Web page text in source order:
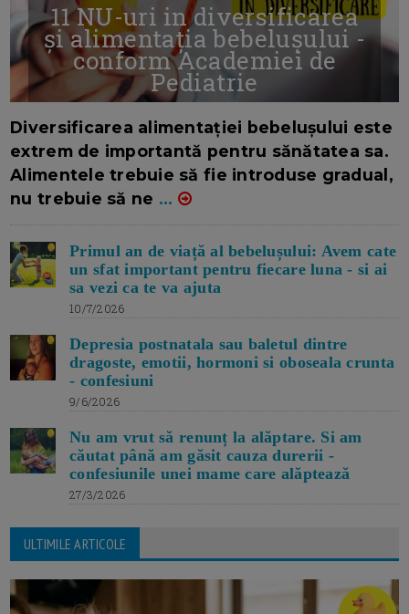
11 NU-uri in diversificarea
și alimentația bebelușului -
conform Academiei de
Pediatrie
Diversificarea alimentației bebelușului este
extrem de importantă pentru sănătatea sa.
Alimentele trebuie să fie introduse gradual,
nu trebuie să ne ...
Primul an de viață al bebelușului: Avem cate
un sfat important pentru fiecare luna - si ai
sa vezi ca te va ajuta
10/7/2026
Depresia postnatala sau baletul dintre
dragoste, emotii, hormoni si oboseala crunta
- confesiuni
9/6/2026
Nu am vrut să renunț la alăptare. Si am
căutat până am găsit cauza durerii -
confesiunile unei mame care alăptează
27/3/2026
ULTIMILE ARTICOLE